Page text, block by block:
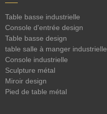
Table basse industrielle
Console d'entrée design
Table basse design
table salle à manger industrielle
Console industrielle
Sculpture métal
Miroir design
Pied de table métal